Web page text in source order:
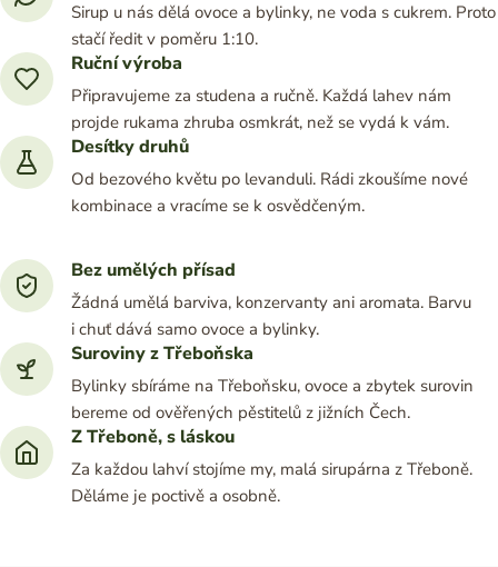
Sirup u nás dělá ovoce a bylinky, ne voda s cukrem. Proto
stačí ředit v poměru 1:10.
Ruční výroba
Připravujeme za studena a ručně. Každá lahev nám
projde rukama zhruba osmkrát, než se vydá k vám.
Desítky druhů
Od bezového květu po levanduli. Rádi zkoušíme nové
kombinace a vracíme se k osvědčeným.
Bez umělých přísad
Žádná umělá barviva, konzervanty ani aromata. Barvu
i chuť dává samo ovoce a bylinky.
Suroviny z Třeboňska
Bylinky sbíráme na Třeboňsku, ovoce a zbytek surovin
bereme od ověřených pěstitelů z jižních Čech.
Z Třeboně, s láskou
Za každou lahví stojíme my, malá sirupárna z Třeboně.
Děláme je poctivě a osobně.